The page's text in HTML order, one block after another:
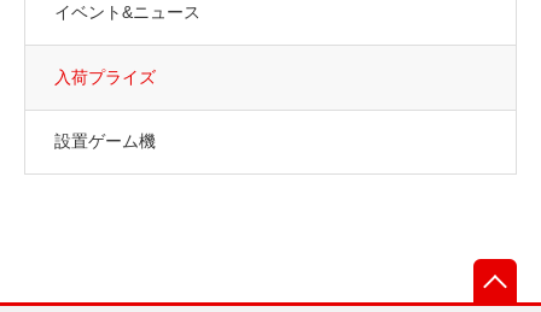
イベント&ニュース
入荷プライズ
設置ゲーム機